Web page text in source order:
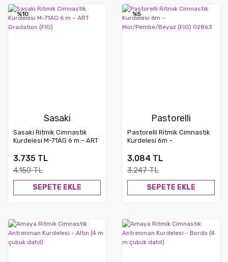
%10
Sasaki
Sasaki Ritmik Cimnastik
Kurdelesi M-71AG 6 m – ART
3.735 TL
4.150 TL
SEPETE EKLE
%5
Pastorelli
Pastorelli Ritmik Cimnastik
Kurdelesi 6m –
02863
3.084 TL
3.247 TL
SEPETE EKLE